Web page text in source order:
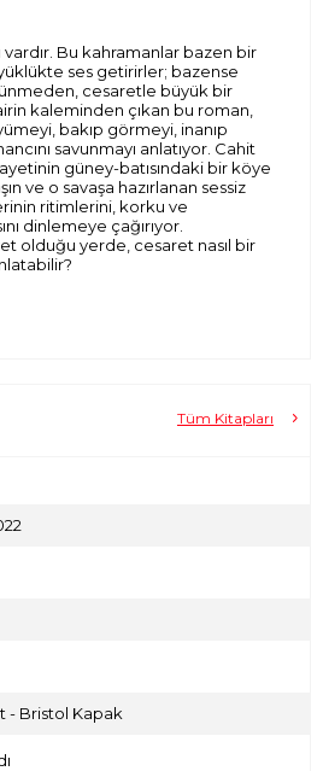
vardır. Bu kahramanlar bazen bir
ses getirirler; bazense
cesaretle büyük bir
kaleminden çıkan bu roman,
bakıp görmeyi, inanıp
savunmayı anlatıyor. Cahit
güney-batısındaki bir köye
ve o savaşa hazırlanan sessiz
ritimlerini, korku ve
dinlemeye çağırıyor.
olduğu yerde, cesaret nasıl bir
Tüm Kitapları
- Bristol Kapak